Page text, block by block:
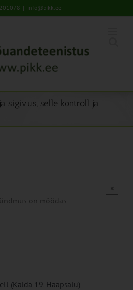
| info@pikk.ee
sigivus, selle kontroll ja
on möödas
×
(Kalda 19, Haapsalu)